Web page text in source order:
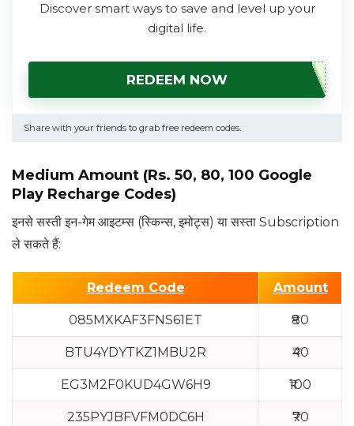
Discover smart ways to save and level up your
digital life.
REDEEM NOW
Share with your friends to grab free redeem codes.
Medium Amount (Rs. 50, 80, 100 Google
Play Recharge Codes)
इनसे सस्ती इन-गेम आइटम्स (स्किन्स, इमोट्स) या सस्ता Subscription
ले सकते हैं:
Redeem Code Amount
085MXKAF3FNS61ET ₹80
BTU4YDYTKZ1MBU2R ₹40
EG3M2F0KUD4GW6H9 ₹100
235PYJBFVFM0DC6H ₹70